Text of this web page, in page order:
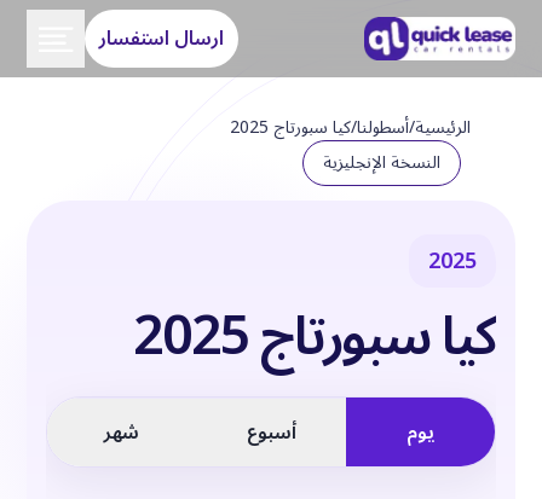
ارسال استفسار
الرئيسية/أسطولنا/كيا سبورتاج 2025
النسخة الإنجليزية
2025
كيا سبورتاج 2025
يوم أسبوع شهر